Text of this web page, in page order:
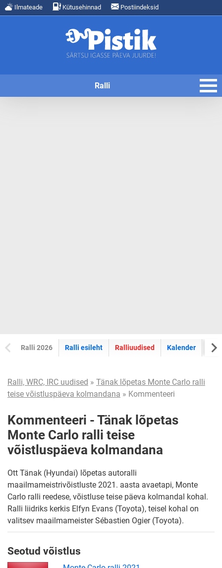
Ilmateade Kütusehinnad Postiindeksid
Ralli
Ralli 2026 Ralli esileht Ralliuudised Kalender
Ralli, WRC, IRC uudised » Tänak lõpetas Monte Carlo ralli
teise võistluspäeva kolmandana » Kommenteeri
Kommenteeri - Tänak lõpetas
Monte Carlo ralli teise
võistluspäeva kolmandana
Ott Tänak (Hyundai) lõpetas autoralli
maailmameistrivõistluste 2021. aasta avaetapi, Monte
Carlo ralli reedese, võistluse teise päeva kolmandal kohal.
Ralli liidriks kerkis Elfyn Evans (Toyota), teisel kohal on
valitsev maailmameister Sébastien Ogier (Toyota).
Seotud võistlus